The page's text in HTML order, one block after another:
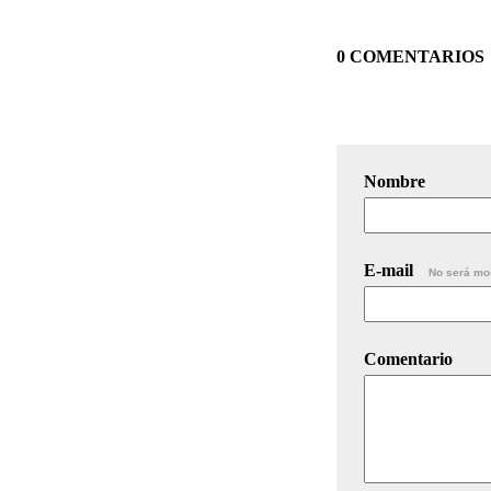
0 COMENTARIOS
Nombre
E-mail No será
Comentario